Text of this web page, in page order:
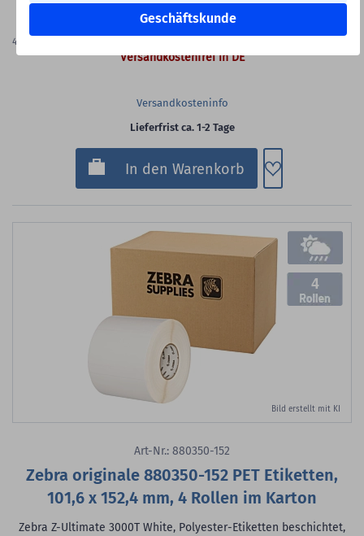
Geschäftskunde
4.568
Versandkostenfrei in DE
Versandkosteninfo
Lieferfrist ca. 1-2 Tage
In den Warenkorb Zum
Bild erstellt mit KI
4
Art-Nr.: 880350-152
Zebra originale 880350-152 PET Etiketten,
101,6 x 152,4 mm, 4 Rollen im Karton
Zebra Z-Ultimate 3000T White, Polyester-Etiketten beschichtet,